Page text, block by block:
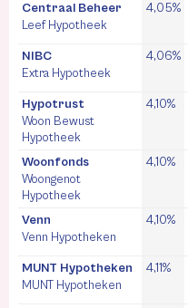
Centraal Beheer
Leef Hypotheek
4,05%
NIBC
Extra Hypotheek
4,06%
Hypotrust
Woon Bewust
Hypotheek
4,10%
Woonfonds
Woongenot
Hypotheek
4,10%
Venn
Venn Hypotheken
4,10%
MUNT Hypotheken
MUNT Hypotheken
4,11%